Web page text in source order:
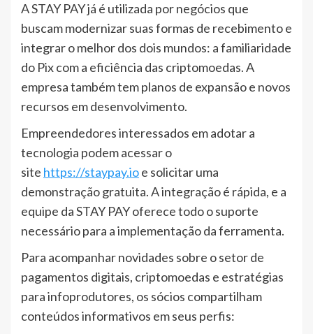
A STAY PAY já é utilizada por negócios que
buscam modernizar suas formas de recebimento e
integrar o melhor dos dois mundos: a familiaridade
do Pix com a eficiência das criptomoedas. A
empresa também tem planos de expansão e novos
recursos em desenvolvimento.
Empreendedores interessados em adotar a
tecnologia podem acessar o
site https://staypay.ioe solicitar uma
demonstração gratuita. A integração é rápida, e a
equipe da STAY PAY oferece todo o suporte
necessário para a implementação da ferramenta.
Para acompanhar novidades sobre o setor de
pagamentos digitais, criptomoedas e estratégias
para infoprodutores, os sócios compartilham
conteúdos informativos em seus perfis: